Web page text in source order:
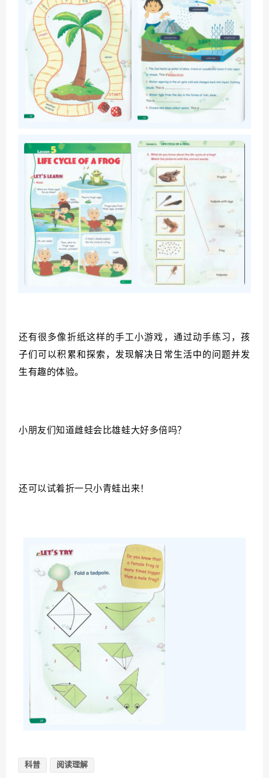
还有很多像折纸这样的手工小游戏， 通过动手练习 ，孩
子们可以积累和探索，发现解决日常生活中的问题并发
生有趣的体验。
小朋友们知道雌蛙会比雄蛙大好多倍吗？
还可以试着折一只小青蛙出来！
科普 阅读理解